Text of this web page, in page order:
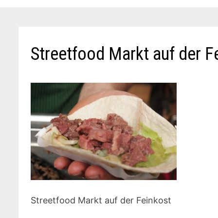
Streetfood Markt auf der
Streetfood Markt auf der Feinkost